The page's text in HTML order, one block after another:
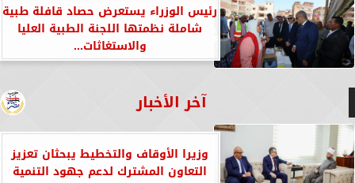
رئيس الوزراء يستعرض حصاد قافلة طبية
شاملة نظمتها اللجنة الطبية العليا
والاستغاثات...
آخر الأخبار
وزيرا الأوقاف والتخطيط يبحثان تعزيز
التعاون المشترك لدعم جهود التنمية